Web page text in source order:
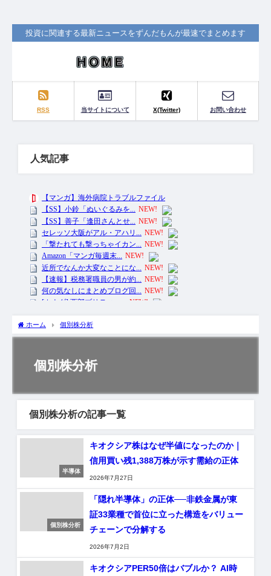
投資に関連する最新ニュースをずんだもんが最速でまとめます
RSS 当サイトについて X(Twitter) お問い合わせ
人気記事
ホーム 個別株分析
個別株分析
個別株分析の記事一覧
半導体
キオクシア株はなぜ半値になったのか｜
信用買い残1,388万株が示す需給の正体
2026年7月27日
個別株分析
「隠れ半導体」の正体──非鉄金属が東
証33業種で首位に立った構造をバリュー
チェーンで分解する
2026年7月2日
キオクシアPER50倍はバブルか？ AI時